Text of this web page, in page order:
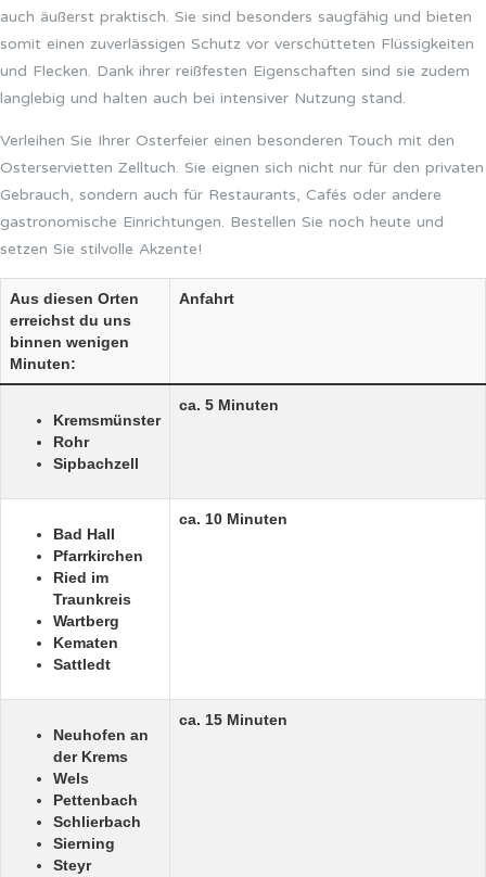
auch äußerst praktisch. Sie sind besonders saugfähig und bieten
somit einen zuverlässigen Schutz vor verschütteten Flüssigkeiten
und Flecken. Dank ihrer reißfesten Eigenschaften sind sie zudem
langlebig und halten auch bei intensiver Nutzung stand.
Verleihen Sie Ihrer Osterfeier einen besonderen Touch mit den
Osterservietten Zelltuch. Sie eignen sich nicht nur für den privaten
Gebrauch, sondern auch für Restaurants, Cafés oder andere
gastronomische Einrichtungen. Bestellen Sie noch heute und
setzen Sie stilvolle Akzente!
Aus diesen Orten
erreichst du uns
binnen wenigen
Minuten:
Anfahrt
Kremsmünster
Rohr
Sipbachzell
ca. 5 Minuten
Bad Hall
Pfarrkirchen
Ried im
Traunkreis
Wartberg
Kematen
Sattledt
ca. 10 Minuten
Neuhofen an
der Krems
Wels
Pettenbach
Schlierbach
Sierning
Steyr
ca. 15 Minuten